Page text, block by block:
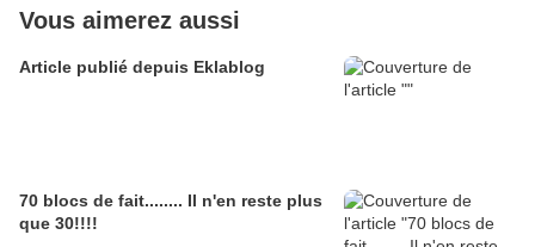
Vous aimerez aussi
Article publié depuis Eklablog
70 blocs de fait........ Il n'en reste plus
que 30!!!!